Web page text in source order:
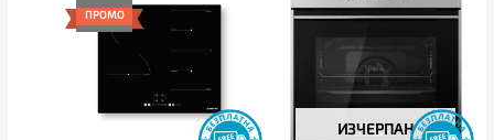
ПРОМОwas:
355.00€.
е:
339.00€.
ИЗЧЕРПАН